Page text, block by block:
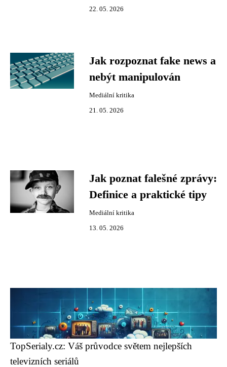
22. 05. 2026
Jak rozpoznat fake news a
nebýt manipulován
Mediální kritika
21. 05. 2026
Jak poznat falešné zprávy:
Definice a praktické tipy
Mediální kritika
13. 05. 2026
TopSerialy.cz: Váš průvodce světem nejlepších
televizních seriálů